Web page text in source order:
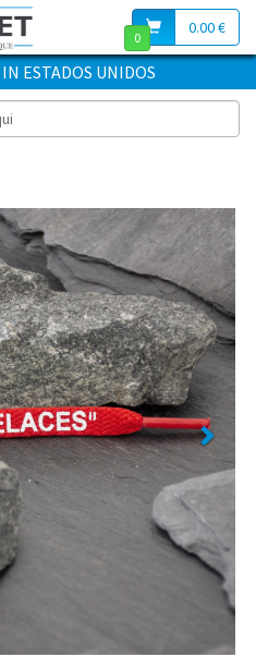
0.00 €
0
IN ESTADOS UNIDOS
Next